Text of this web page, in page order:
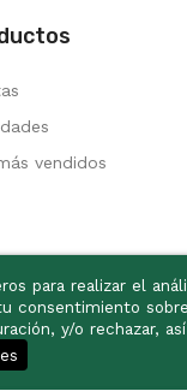
vendidos
para realizar el
consentimiento
y/o rechazar,